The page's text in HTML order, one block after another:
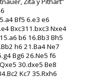
Bf5 6.e3 e6
Bxc311.bxc3 Nxe4
b6 16.Bb3 Bh5
h6 21.Ba4 Ne7
Bg6 26.Ne5 f6
30.dxe5 Be8
Kc7 35.Rxh6